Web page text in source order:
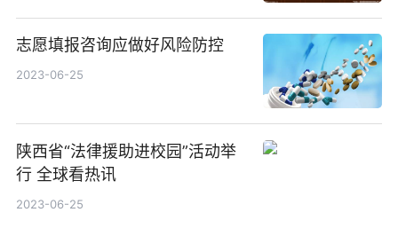
志愿填报咨询应做好风险防控
2023-06-25
陕西省“法律援助进校园”活动举
行 全球看热讯
2023-06-25